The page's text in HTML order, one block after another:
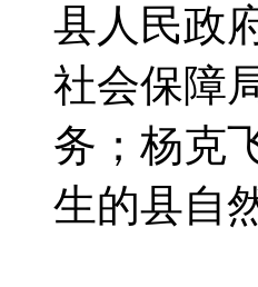
县人民政
社会保障
务；杨克
生的县自